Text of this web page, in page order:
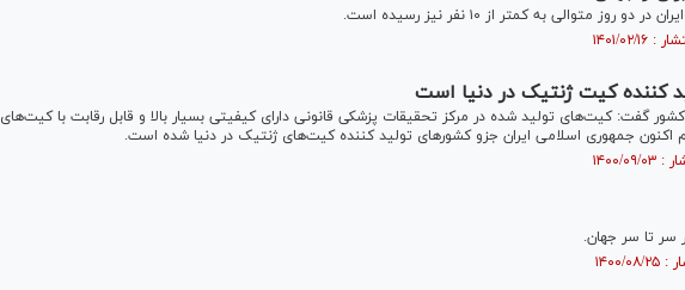
روز متوالی به کمتر از ۱۰ نفر نیز رسیده است.
کننده کیت ژنتیک در دنیا است
گفت: کیت‌های تولید شده در مرکز تحقیقات پزشکی قانونی دارای کیفیتی بسیار بالا و قابل رقابت با کیت‌های
اکنون جمهوری اسلامی ایران جزو کشور‌های تولید کننده کیت‌های ژنتیک در دنیا شده است.
سر تا سر جهان.